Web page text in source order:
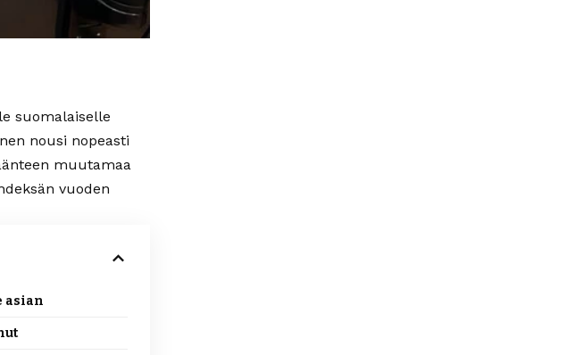
suomalaiselle
nousi nopeasti
muutamaa
vuoden
asian